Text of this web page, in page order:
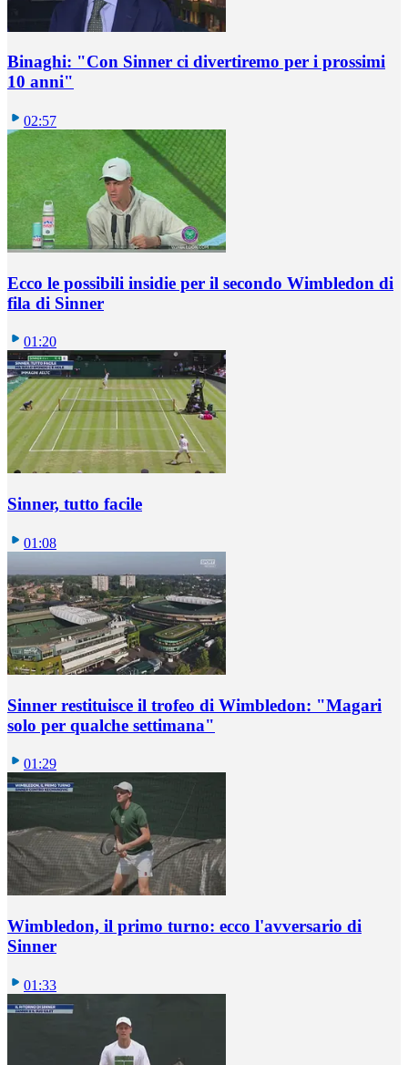
Binaghi: "Con Sinner ci divertiremo per i prossimi
10 anni"
02:57
Ecco le possibili insidie per il secondo Wimbledon di
fila di Sinner
01:20
Sinner, tutto facile
01:08
Sinner restituisce il trofeo di Wimbledon: "Magari
solo per qualche settimana"
01:29
Wimbledon, il primo turno: ecco l'avversario di
Sinner
01:33